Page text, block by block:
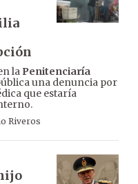
la Penitenciaría
una denuncia por
que estaría
Riveros